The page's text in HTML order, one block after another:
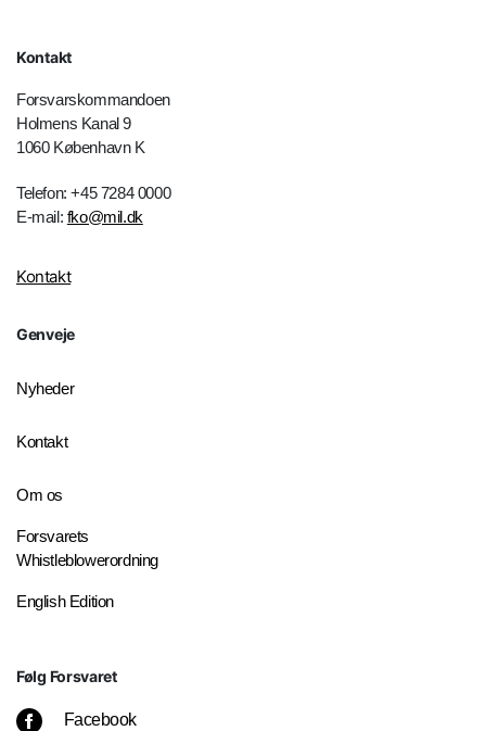
Kontakt
Forsvarskommandoen
Holmens Kanal 9
1060 København K
Telefon: +45 7284 0000
E-mail: fko@mil.dk
Kontakt
Genveje
Nyheder
Kontakt
Om os
Forsvarets
Whistleblowerordning
English Edition
Følg Forsvaret
Facebook